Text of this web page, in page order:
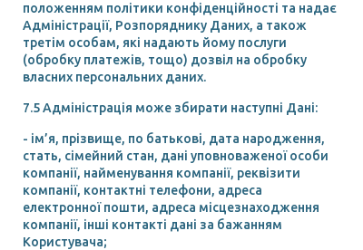
положенням політики конфіденційності та надає
Адміністрації, Розпоряднику Даних, а також
третім особам, які надають йому послуги
(обробку платежів, тощо) дозвіл на обробку
власних персональних даних.
7.5 Адміністрація може збирати наступні Дані:
- ім’я, прізвище, по батькові, дата народження,
стать, сімейний стан, дані уповноваженої особи
компанії, найменування компанії, реквізити
компанії, контактні телефони, адреса
електронної пошти, адреса місцезнаходження
компанії, інші контакті дані за бажанням
Користувача;